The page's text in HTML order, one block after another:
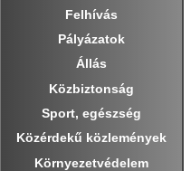
Felhívás
Pályázatok
Állás
Közbiztonság
Sport, egészség
Közérdekű közlemények
Környezetvédelem